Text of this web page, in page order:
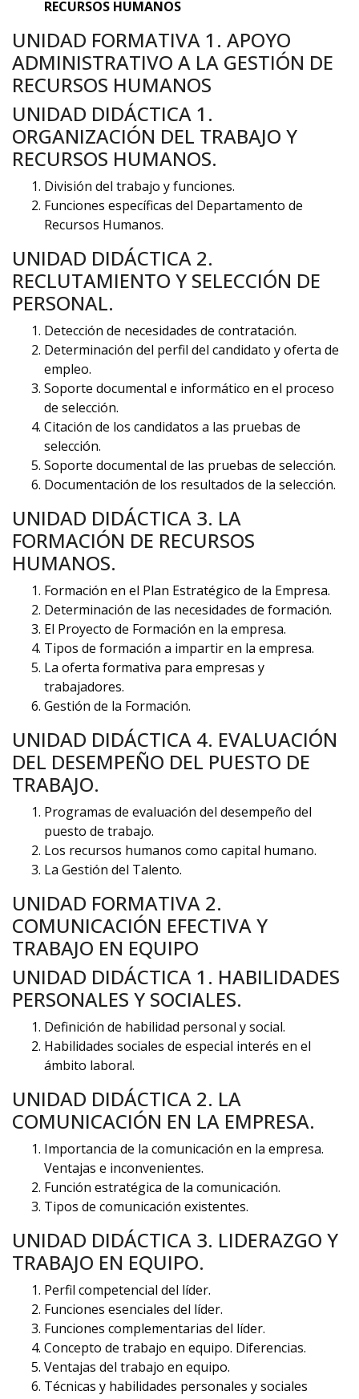
RECURSOS HUMANOS
UNIDAD FORMATIVA 1. APOYO
ADMINISTRATIVO A LA GESTIÓN DE
RECURSOS HUMANOS
UNIDAD DIDÁCTICA 1.
ORGANIZACIÓN DEL TRABAJO Y
RECURSOS HUMANOS.
División del trabajo y funciones.
Funciones específicas del Departamento de
Recursos Humanos.
UNIDAD DIDÁCTICA 2.
RECLUTAMIENTO Y SELECCIÓN DE
PERSONAL.
Detección de necesidades de contratación.
Determinación del perfil del candidato y oferta de
empleo.
Soporte documental e informático en el proceso
de selección.
Citación de los candidatos a las pruebas de
selección.
Soporte documental de las pruebas de selección.
Documentación de los resultados de la selección.
UNIDAD DIDÁCTICA 3. LA
FORMACIÓN DE RECURSOS
HUMANOS.
Formación en el Plan Estratégico de la Empresa.
Determinación de las necesidades de formación.
El Proyecto de Formación en la empresa.
Tipos de formación a impartir en la empresa.
La oferta formativa para empresas y
trabajadores.
Gestión de la Formación.
UNIDAD DIDÁCTICA 4. EVALUACIÓN
DEL DESEMPEÑO DEL PUESTO DE
TRABAJO.
Programas de evaluación del desempeño del
puesto de trabajo.
Los recursos humanos como capital humano.
La Gestión del Talento.
UNIDAD FORMATIVA 2.
COMUNICACIÓN EFECTIVA Y
TRABAJO EN EQUIPO
UNIDAD DIDÁCTICA 1. HABILIDADES
PERSONALES Y SOCIALES.
Definición de habilidad personal y social.
Habilidades sociales de especial interés en el
ámbito laboral.
UNIDAD DIDÁCTICA 2. LA
COMUNICACIÓN EN LA EMPRESA.
Importancia de la comunicación en la empresa.
Ventajas e inconvenientes.
Función estratégica de la comunicación.
Tipos de comunicación existentes.
UNIDAD DIDÁCTICA 3. LIDERAZGO Y
TRABAJO EN EQUIPO.
Perfil competencial del líder.
Funciones esenciales del líder.
Funciones complementarias del líder.
Concepto de trabajo en equipo. Diferencias.
Ventajas del trabajo en equipo.
Técnicas y habilidades personales y sociales